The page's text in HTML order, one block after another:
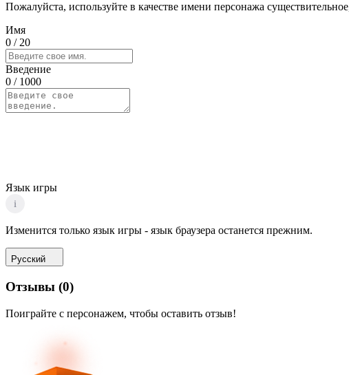
Пожалуйста, используйте в качестве имени персонажа
Имя
0 / 20
Введение
0 / 1000
Язык игры
i
Изменится только язык игры - язык браузера останется прежним.
Русский
Отзывы (0)
Поиграйте с персонажем, чтобы оставить отзыв!